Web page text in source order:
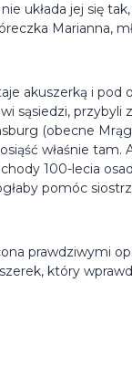
układa jej się
Marianna,
akuszerką i pod
sąsiedzi,
(obecne
właśnie
100-lecia
pomóc
prawdziwymi
który